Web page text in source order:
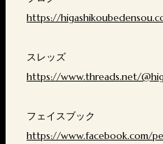
https://
スレッズ
https://www.threads.net/
フェイスブック
https://www.facebook.com/